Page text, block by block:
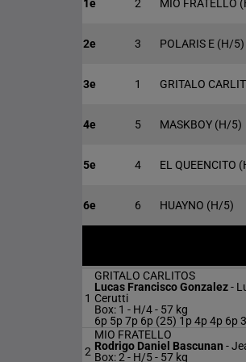
1e 2 MIO FRATELLO
2e 3 POLARIS E (H/5)
3e 1 GRITALO
4e 5 MASKBOY (H/5)
5e 4 EL QUEENCITO
6e 6 HUAYNO (H/5)
1
GRITALO CARLITOS
Lucas Francisco Gonzalez-
Cerutti
Box: 1 - H/4 - 57 kg
6p 5p 7p 6p (25) 1p 4p 4p 6p
2
MIO FRATELLO
Rodrigo Daniel Bascunan -
Box: 2 - H/5 - 57 kg